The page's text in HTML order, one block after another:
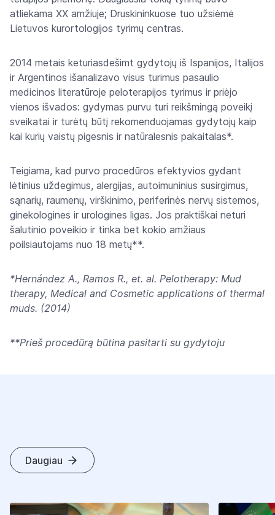
atliekama XX amžiuje; Druskininkuose tuo užsiėmė
Lietuvos kurortologijos tyrimų centras.
2014 metais keturiasdešimt gydytojų iš Ispanijos, Italijos
ir Argentinos išanalizavo visus turimus pasaulio
medicinos literatūroje peloterapijos tyrimus ir priėjo
vienos išvados: gydymas purvu turi reikšmingą poveikį
sveikatai ir turėtų būtį rekomenduojamas gydytojų kaip
kai kurių vaistų pigesnis ir natūralesnis pakaitalas*.
Teigiama, kad purvo procedūros efektyvios gydant
lėtinius uždegimus, alergijas, autoimuninius susirgimus,
sąnarių, raumenų, virškinimo, periferinės nervų sistemos,
ginekologines ir urologines ligas. Jos praktiškai neturi
šalutinio poveikio ir tinka bet kokio amžiaus
poilsiautojams nuo 18 metų**.
*Hernández A., Ramos R., et. al. Pelotherapy: Mud
therapy, Medical and Cosmetic applications of thermal
muds. (2014)
**Prieš procedūrą būtina pasitarti su gydytoju
Daugiau